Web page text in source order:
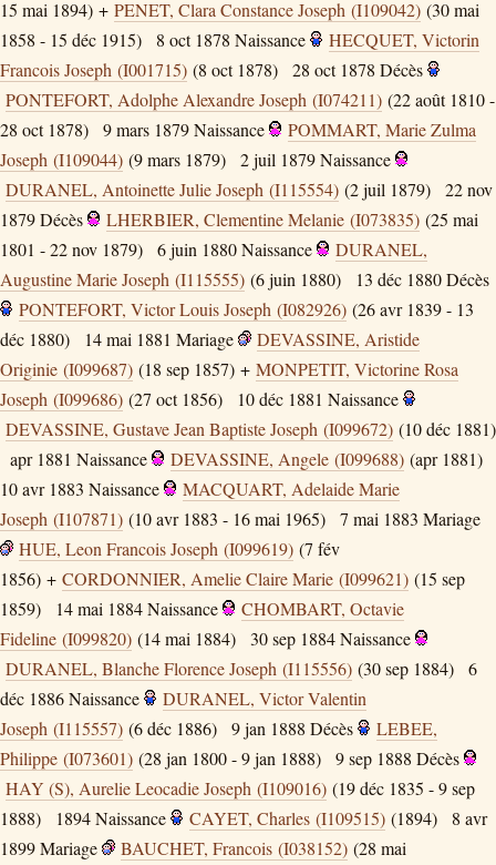
15 mai 1894) + PENET, Clara Constance Joseph (I109042) (30 mai
1858 - 15 déc 1915)
8 oct 1878 Naissance
HECQUET, Victorin
Francois Joseph (I001715) (8 oct 1878) 28 oct 1878 Décès
PONTEFORT, Adolphe Alexandre Joseph (I074211) (22 août 1810 -
28 oct 1878)
9 mars 1879Naissance
POMMART, Marie Zulma
Joseph (I109044) (9 mars 1879) 2 juil 1879Naissance
DURANEL, Antoinette Julie Joseph (I115554) (2 juil 1879)
22 nov
1879Décès LHERBIER, Clementine Melanie (I073835) (25 mai
1801 - 22 nov 1879)
6 juin 1880Naissance
DURANEL,
Augustine Marie Joseph (I115555) (6 juin 1880) 13 déc 1880Décès
PONTEFORT, Victor Louis Joseph (I082926) (26 avr 1839 - 13
déc 1880)
14 mai 1881 Mariage
DEVASSINE, Aristide
Originie (I099687) (18 sep 1857) + MONPETIT, Victorine Rosa
Joseph (I099686) (27 oct 1856) 10 déc 1881 Naissance
DEVASSINE, Gustave Jean Baptiste Joseph (I099672) (10 déc 1881)
apr 1881 Naissance DEVASSINE, Angele (I099688) (apr 1881)
10 avr 1883 Naissance
MACQUART, Adelaide Marie
Joseph (I107871) (10 avr 1883 - 16 mai 1965) 7 mai 1883 Mariage
HUE, Leon Francois Joseph (I099619) (7 fév
1856) + CORDONNIER, Amelie Claire Marie (I099621) (15 sep
1859)
14 mai 1884Naissance
CHOMBART, Octavie
Fideline (I099820) (14 mai 1884) 30 sep 1884Naissance
DURANEL, Blanche Florence Joseph (I115556) (30 sep 1884)
6
déc 1886Naissance
DURANEL, Victor Valentin
Joseph (I115557) (6 déc 1886) 9 jan 1888 Décès
LEBEE,
Philippe (I073601) (28 jan 1800 - 9 jan 1888) 9 sep 1888 Décès
HAY (S), Aurelie Leocadie Joseph (I109016) (19 déc 1835 - 9 sep
1888)
1894Naissance CAYET, Charles (I109515) (1894)
8 avr
1899Mariage BAUCHET, Francois (I038152) (28 mai